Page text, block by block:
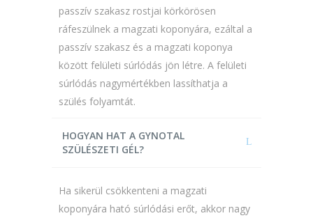
passzív szakasz rostjai körkörösen
ráfeszülnek a magzati koponyára, ezáltal a
passzív szakasz és a magzati koponya
között felületi súrlódás jön létre. A felületi
súrlódás nagymértékben lassíthatja a
szülés folyamtát.
HOGYAN HAT A GYNOTAL
SZÜLÉSZETI GÉL?
Ha sikerül csökkenteni a magzati
koponyára ható súrlódási erőt, akkor nagy